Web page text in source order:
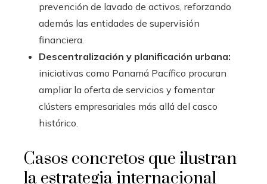
prevención de lavado de activos, reforzando
además las entidades de supervisión
financiera.
Descentralización y planificación urbana:
iniciativas como Panamá Pacífico procuran
ampliar la oferta de servicios y fomentar
clústers empresariales más allá del casco
histórico.
Casos concretos que ilustran
la estrategia internacional